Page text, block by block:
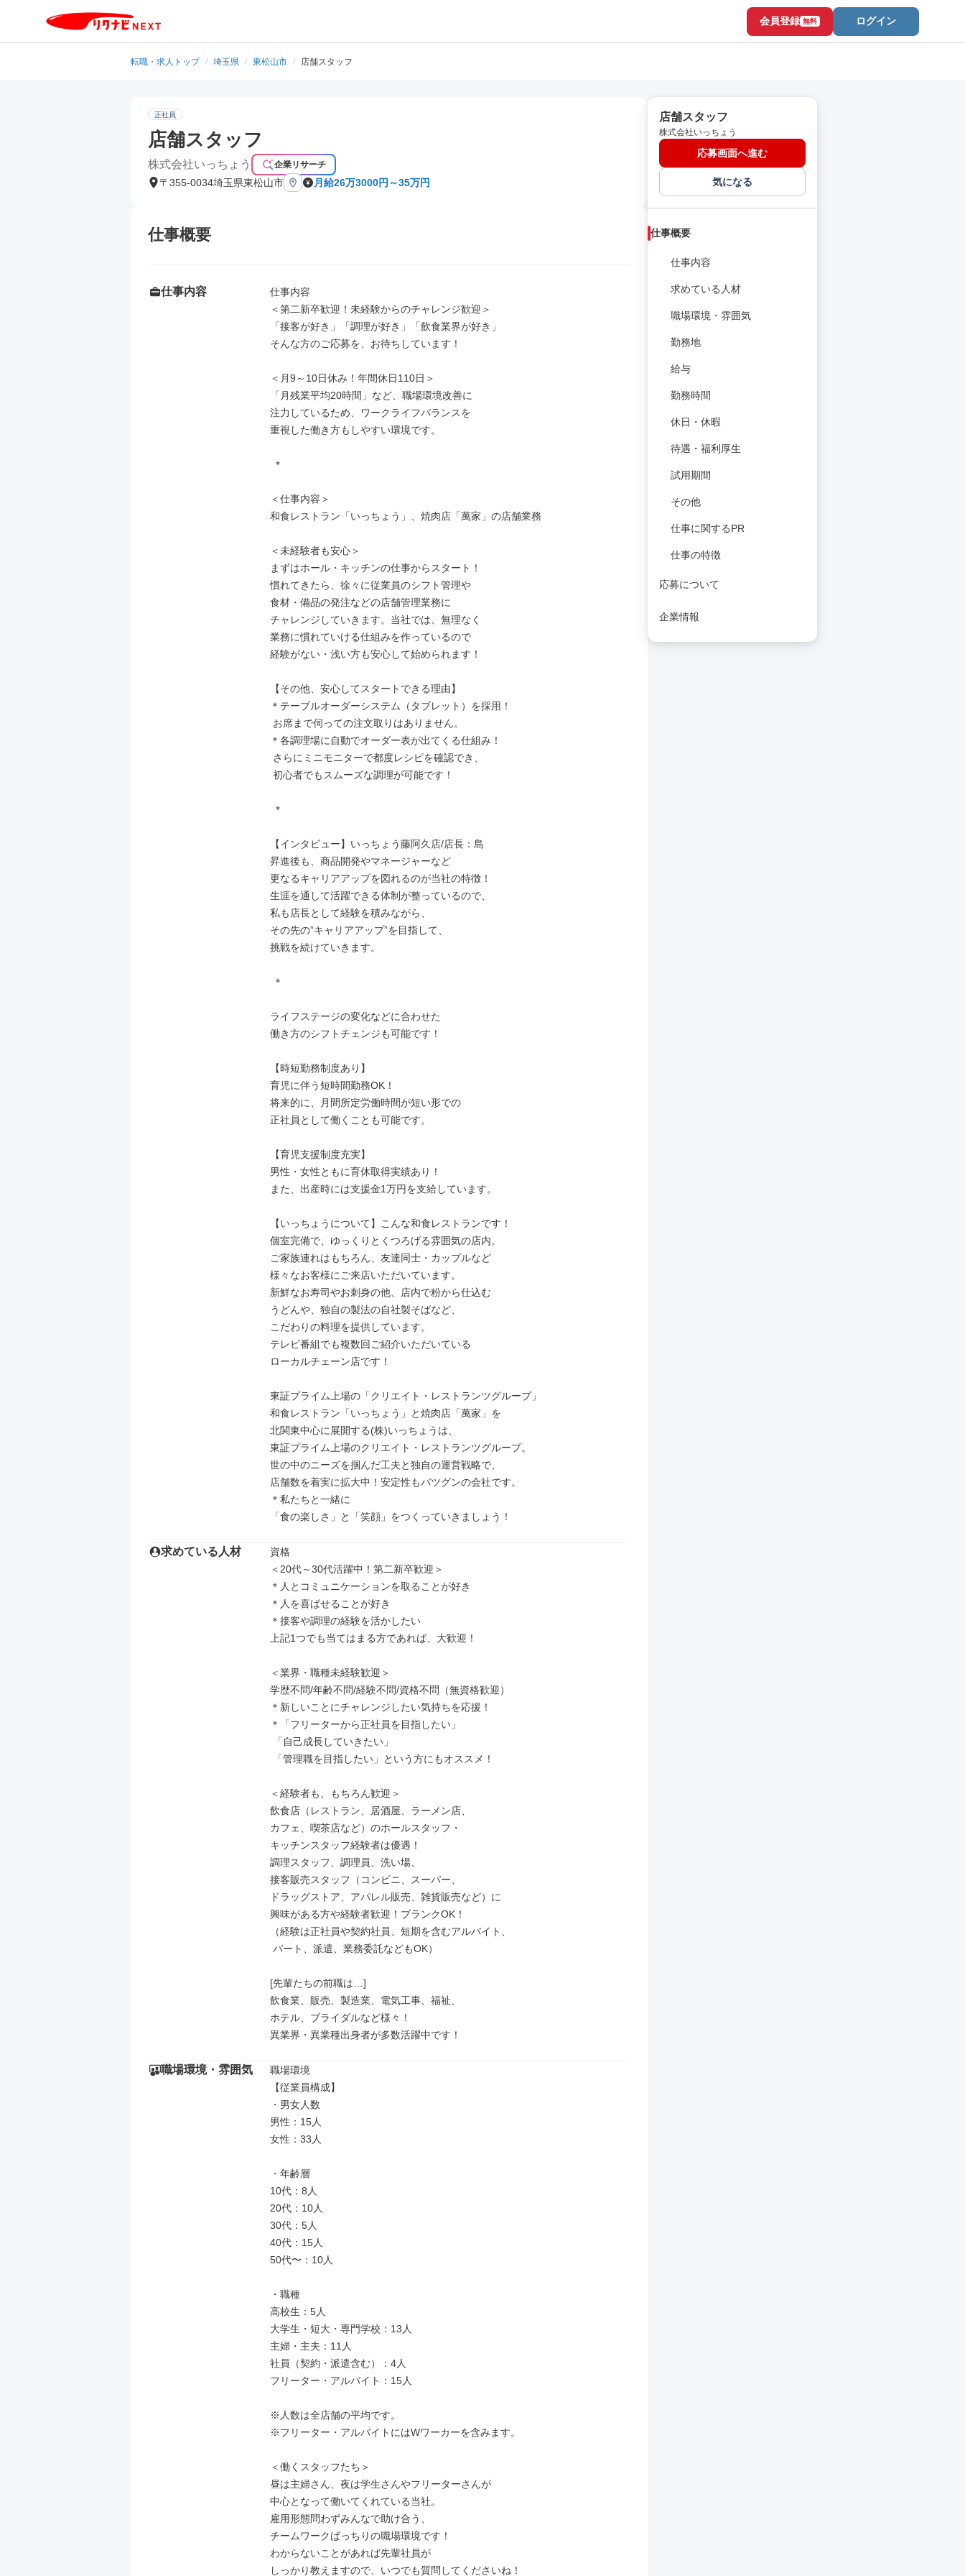
会員登録 無料 ログイン
転職・求人トップ / 埼玉県 / 東松山市 / 店舗スタッフ
正社員
店舗スタッフ
株式会社いっちょう 企業リサーチ
〒355-0034埼玉県東松山市 月給26万3000円～35万円
仕事概要
仕事内容
仕事内容
＜第二新卒歓迎！未経験からのチャレンジ歓迎＞
「接客が好き」「調理が好き」「飲食業界が好き」
そんな方のご応募を、お待ちしています！
＜月9～10日休み！年間休日110日＞
「月残業平均20時間」など、職場環境改善に
注力しているため、ワークライフバランスを
重視した働き方もしやすい環境です。
＜仕事内容＞
和食レストラン「いっちょう」、焼肉店「萬家」の店舗業務
＜未経験者も安心＞
まずはホール・キッチンの仕事からスタート！
慣れてきたら、徐々に従業員のシフト管理や
食材・備品の発注などの店舗管理業務に
チャレンジしていきます。当社では、無理なく
業務に慣れていける仕組みを作っているので
経験がない・浅い方も安心して始められます！
【その他、安心してスタートできる理由】
＊テーブルオーダーシステム（タブレット）を採用！
＊各調理場に自動でオーダー表が出てくる仕組み！
【インタビュー】いっちょう藤阿久店/店長：島
昇進後も、商品開発やマネージャーなど
更なるキャリアアップを図れるのが当社の特徴！
生涯を通して活躍できる体制が整っているので、
私も店長として経験を積みながら、
その先の”キャリアアップ”を目指して、
挑戦を続けていきます。
ライフステージの変化などに合わせた
働き方のシフトチェンジも可能です！
【時短勤務制度あり】
育児に伴う短時間勤務OK！
将来的に、月間所定労働時間が短い形での
正社員として働くことも可能です。
【育児支援制度充実】
男性・女性ともに育休取得実績あり！
また、出産時には支援金1万円を支給しています。
【いっちょうについて】こんな和食レストランです！
個室完備で、ゆっくりとくつろげる雰囲気の店内。
ご家族連れはもちろん、友達同士・カップルなど
様々なお客様にご来店いただいています。
新鮮なお寿司やお刺身の他、店内で粉から仕込む
うどんや、独自の製法の自社製そばなど、
こだわりの料理を提供しています。
テレビ番組でも複数回ご紹介いただいている
ローカルチェーン店です！
東証プライム上場の「クリエイト・レストランツグループ」
和食レストラン「いっちょう」と焼肉店「萬家」を
北関東中心に展開する(株)いっちょうは、
東証プライム上場のクリエイト・レストランツグループ。
世の中のニーズを掴んだ工夫と独自の運営戦略で、
店舗数を着実に拡大中！安定性もバツグンの会社です。
＊私たちと一緒に
「食の楽しさ」と「笑顔」をつくっていきましょう！
求めている人材
資格
＜20代～30代活躍中！第二新卒歓迎＞
＊人とコミュニケーションを取ることが好き
＊人を喜ばせることが好き
＊接客や調理の経験を活かしたい
上記1つでも当てはまる方であれば、大歓迎！
＜業界・職種未経験歓迎＞
学歴不問/年齢不問/経験不問/資格不問（無資格歓迎）
＊新しいことにチャレンジしたい気持ちを応援！
＊「フリーターから正社員を目指したい」
＜経験者も、もちろん歓迎＞
飲食店（レストラン、居酒屋、ラーメン店、
カフェ、喫茶店など）のホールスタッフ・
キッチンスタッフ経験者は優遇！
調理スタッフ、調理員、洗い場、
接客販売スタッフ（コンビニ、スーパー、
ドラッグストア、アパレル販売、雑貨販売など）に
興味がある方や経験者歓迎！ブランクOK！
（経験は正社員や契約社員、短期を含むアルバイト、
[先輩たちの前職は…]
飲食業、販売、製造業、電気工事、福祉、
ホテル、ブライダルなど様々！
異業界・異業種出身者が多数活躍中です！
職場環境・雰囲気
職場環境
【従業員構成】
・男女人数
男性：15人
女性：33人
・年齢層
10代：8人
20代：10人
30代：5人
40代：15人
50代〜：10人
・職種
高校生：5人
大学生・短大・専門学校：13人
主婦・主夫：11人
社員（契約・派遣含む）：4人
フリーター・アルバイト：15人
※人数は全店舗の平均です。
※フリーター・アルバイトにはWワーカーを含みます。
＜働くスタッフたち＞
昼は主婦さん、夜は学生さんやフリーターさんが
中心となって働いてくれている当社。
雇用形態問わずみんなで助け合う、
チームワークばっちりの職場環境です！
わからないことがあれば先輩社員が
しっかり教えますので、いつでも質問してくださいね！
店舗スタッフ
株式会社いっちょう
応募画面へ進む
気になる
仕事概要
仕事内容
求めている人材
職場環境・雰囲気
勤務地
給与
勤務時間
休日・休暇
待遇・福利厚生
試用期間
その他
仕事に関するPR
仕事の特徴
応募について
企業情報